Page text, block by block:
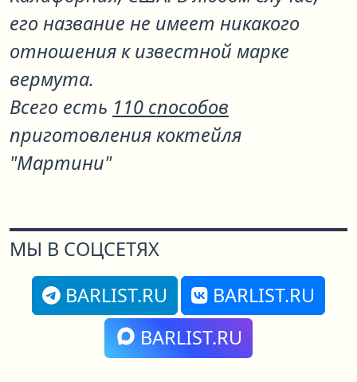
его название не имеет никакого
отношения к известной марке
вермута.
Всего есть 110 способов
приготовления коктейля
"Мартини"
МЫ В СОЦСЕТЯХ
BARLIST.RU
BARLIST.RU
BARLIST.RU